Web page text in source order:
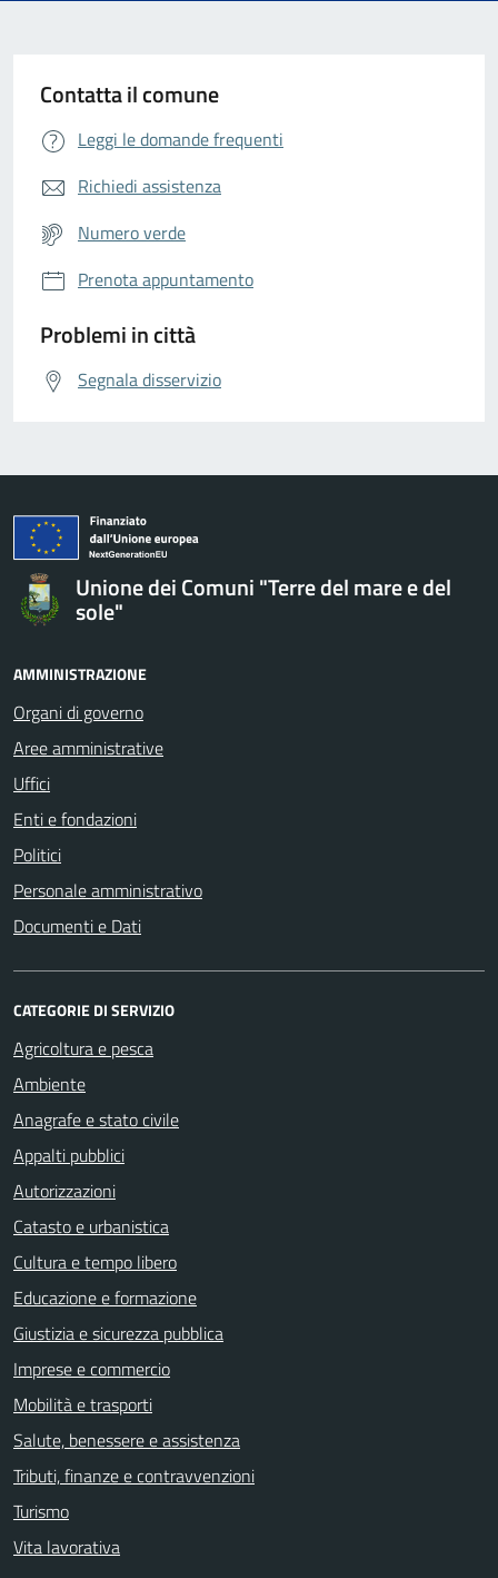
Contatta il comune
Leggi le domande frequenti
Richiedi assistenza
Numero verde
Prenota appuntamento
Problemi in città
Segnala disservizio
Unione dei Comuni "Terre del mare e del
sole"
AMMINISTRAZIONE
Organi di governo
Aree amministrative
Uffici
Enti e fondazioni
Politici
Personale amministrativo
Documenti e Dati
CATEGORIE DI SERVIZIO
Agricoltura e pesca
Ambiente
Anagrafe e stato civile
Appalti pubblici
Autorizzazioni
Catasto e urbanistica
Cultura e tempo libero
Educazione e formazione
Giustizia e sicurezza pubblica
Imprese e commercio
Mobilità e trasporti
Salute, benessere e assistenza
Tributi, finanze e contravvenzioni
Turismo
Vita lavorativa